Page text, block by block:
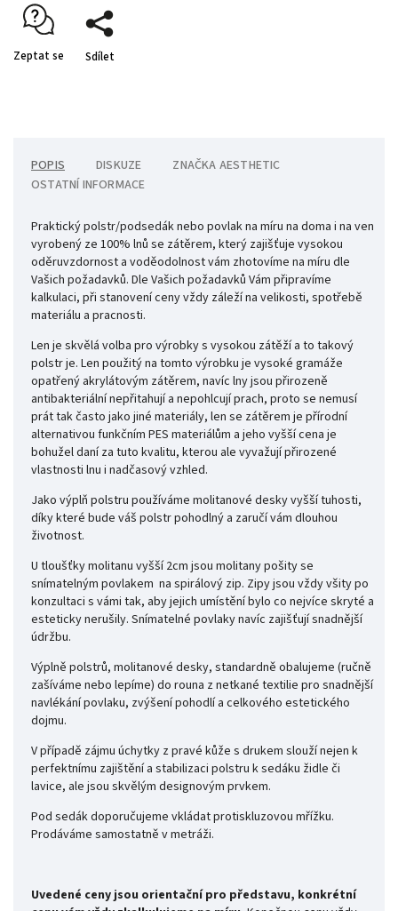
Zeptat se Sdílet
POPIS DISKUZE ZNAČKA AESTHETIC
OSTATNÍ INFORMACE
Praktický polstr/podsedák nebo povlak na míru na doma i na ven
vyrobený ze 100% lnů se zátěrem, který zajišťuje vysokou
oděruvzdornost a voděodolnost vám zhotovíme na míru dle
Vašich požadavků. Dle Vašich požadavků Vám připravíme
kalkulaci, při stanovení ceny vždy záleží na velikosti, spotřebě
materiálu a pracnosti.
Len je skvělá volba pro výrobky s vysokou zátěží a to takový
polstr je. Len použitý na tomto výrobku je vysoké gramáže
opatřený akrylátovým zátěrem, navíc lny jsou přirozeně
antibakteriální nepřitahují a nepohlcují prach, proto se nemusí
prát tak často jako jiné materiály, len se zátěrem je přírodní
alternativou funkčním PES materiálům a jeho vyšší cena je
bohužel daní za tuto kvalitu, kterou ale vyvažují přirozené
vlastnosti lnu i nadčasový vzhled.
Jako výplň polstru používáme molitanové desky vyšší tuhosti,
díky které bude váš polstr pohodlný a zaručí vám dlouhou
životnost.
U tloušťky molitanu vyšší 2cm jsou molitany pošity se
snímatelným povlakem na spirálový zip. Zipy jsou vždy všity po
konzultaci s vámi tak, aby jejich umístění bylo co nejvíce skryté a
esteticky nerušily. Snímatelné povlaky navíc zajišťují snadnější
údržbu.
Výplně polstrů, molitanové desky, standardně obalujeme (ručně
zašíváme nebo lepíme) do rouna z netkané textilie pro snadnější
navlékání povlaku, zvýšení pohodlí a celkového estetického
dojmu.
V případě zájmu úchytky z pravé kůže s drukem slouží nejen k
perfektnímu zajištění a stabilizaci polstru k sedáku židle či
lavice, ale jsou skvělým designovým prvkem.
Pod sedák doporučujeme vkládat protiskluzovou mřížku.
Prodáváme samostatně v metráži.
Uvedené ceny jsou orientační pro představu, konkrétní